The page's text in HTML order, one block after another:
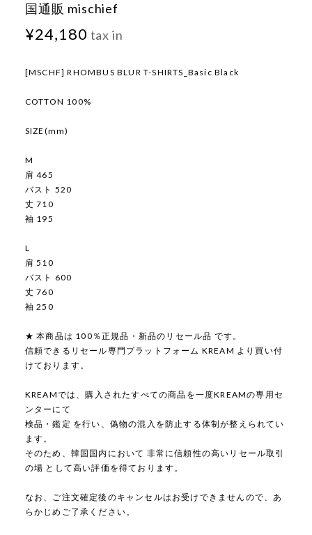
国通販 mischief
¥24,180 tax in
[MSCHF] RHOMBUS BLUR T-SHIRTS_Basic Black
COTTON 100%
SIZE(mm)
M
肩 465
バスト 520
丈 710
袖 195
L
肩 510
バスト 600
丈 760
袖 250
★ 本商品は 100％正規品・新品のリセール品 です。
信頼できるリセール専門プラットフォーム KREAM より買い付
けております。
KREAMでは、購入されたすべての商品を一度KREAMの専用セ
ンターにて
検品・鑑定 を行い、偽物の混入を防止する体制が整えられてい
ます。
そのため、韓国国内において 非常に信頼性の高いリセール取引
の場 として高い評価を得ております。
なお、ご注文確定後のキャンセルはお受けできませんので、あ
らかじめご了承ください。